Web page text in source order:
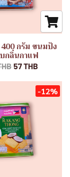
กรัม ขนมปัง
กลิ่นกาแฟ
57 THB
-12%